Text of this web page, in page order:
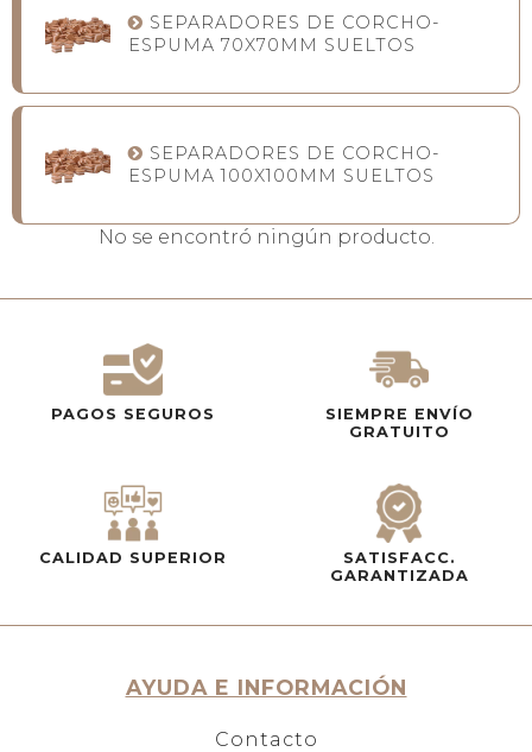
SEPARADORES DE CORCHO-
ESPUMA 70X70MM SUELTOS
SEPARADORES DE CORCHO-
ESPUMA 100X100MM SUELTOS
No se encontró ningún producto.
PAGOS SEGUROS
SIEMPRE ENVÍO
GRATUITO
CALIDAD SUPERIOR
SATISFACC.
GARANTIZADA
AYUDA E INFORMACIÓN
Contacto